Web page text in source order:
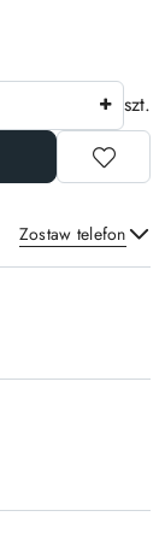
szt.
Zostaw telefon